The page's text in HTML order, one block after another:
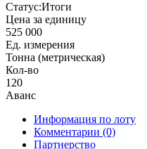
Статус:Итоги
Цена за единицу
525 000
Ед. измерения
Тонна (метрическая)
Кол-во
120
Аванс
Информация по лоту
Комментарии (0)
Партнерство